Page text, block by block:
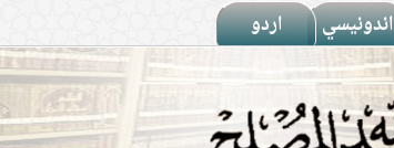
اندونيسي اردو